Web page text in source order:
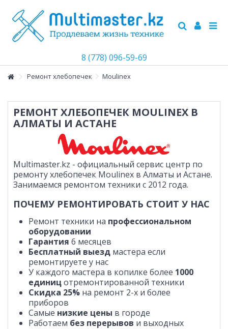
8 (778) 096-59-69
Ремонт хлебопечек Moulinex
РЕМОНТ ХЛЕБОПЕЧЕК MOULINEX В
АЛМАТЫ И АСТАНЕ
Multimaster.kz - официальный сервис центр по
ремонту хлебопечек Moulinex в Алматы и Астане.
Занимаемся ремонтом техники с 2012 года.
ПОЧЕМУ РЕМОНТИРОВАТЬ СТОИТ У НАС
Ремонт техники на профессиональном
оборудовании
Гарантия 6 месяцев
Бесплатный выезд мастера если
ремонтируете у нас
У каждого мастера в копилке более 1000
единицотремонтированной техники
Скидка 25% на ремонт 2-х и более
приборов
Самые низкие цены в городе
Работаем без перерывов и выходных